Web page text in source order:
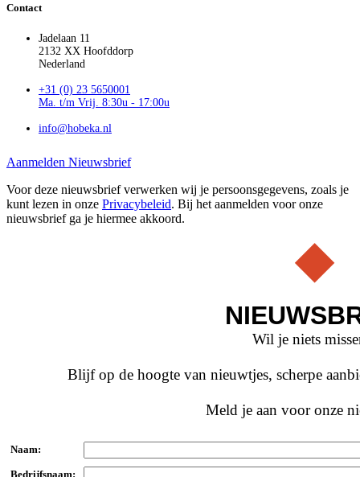
Contact
Jadelaan 11
2132 XX Hoofddorp
Nederland
+31 (0) 23 5650001
Ma. t/m Vrij. 8:30u - 17:00u
info@hobeka.nl
Aanmelden Nieuwsbrief
Voor deze nieuwsbrief verwerken wij je persoonsgegevens, zoals je
kunt lezen in onze Privacybeleid. Bij het aanmelden voor onze
nieuwsbrief ga je hiermee akkoord.
Wil je niets
Blijf op de hoogte van nieuwtjes, scherpe
Meld je aan voor onze
Naam:
Bedrijfsnaam: